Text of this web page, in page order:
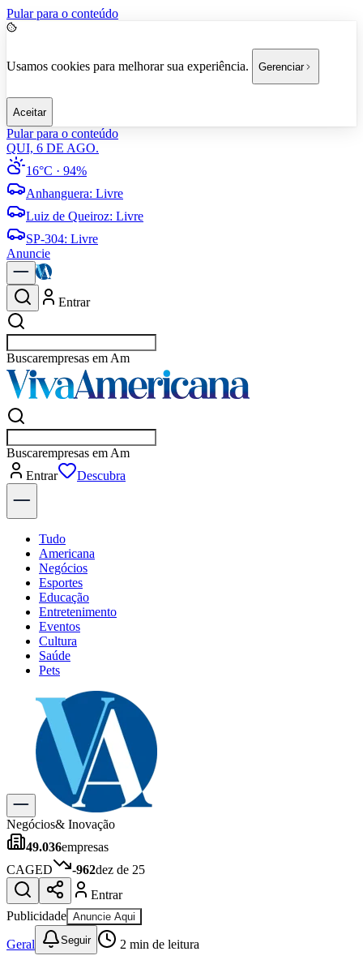
Pular para o conteúdo
Usamos cookies para melhorar sua experiência. Gerenciar
Aceitar
Pular para o conteúdo
QUI, 6 DE AGO.
16°C · 94%
Anhanguera: Livre
Luiz de Queiroz: Livre
SP-304: Livre
Anuncie
Entrar
Buscarem
Buscaremp
Entrar
Flash
Tudo
Americana
Negócios
Esportes
Educação
Entretenimento
Eventos
Cultura
Saúde
Pets
Explore Tudo
Últimas Notícias
Previsão do Tempo
Dia a Dia & Lazer
Gastronomia
Cinema & Shows
Para Sua Empresa
Anuncie no Portal
Cadastrar Empresa
Divulgar Vagas
Publicidade Legal
Política
Eleições
Segurança
Negócios& Inovação
49.036empresas
CAGED
-962dez de 25
Entrar
Publicidade Anuncie Aqui
Geral Seguir 2 min de leitura